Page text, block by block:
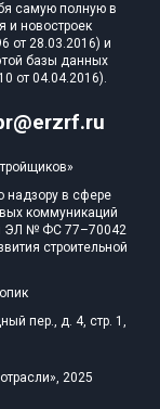
самую полную в
и новостроек
от 28.03.2016) и
базы данных
от 04.04.2016).
надзору в сфере
коммуникаций
ЭЛ № ФС 77–70042
строительной
пер., д. 4, стр. 1,
2025